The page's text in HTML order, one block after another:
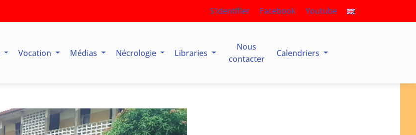
S’identifier Facebook Youtube
Vocation Médias Nécrologie Libraries
Nous
contacter
Calendriers